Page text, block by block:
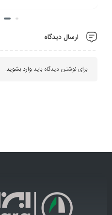
ارسال دیدگاه
برای نوشتن دیدگاه باید وارد بشوید.